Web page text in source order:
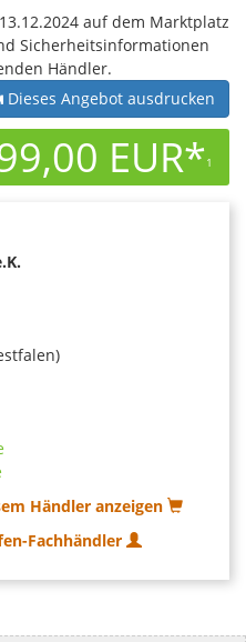
auf dem Marktplatz
Sicherheitsinformationen
Händler.
Dieses Angebot ausdrucken
EUR*1
Händler anzeigen
Fachhändler